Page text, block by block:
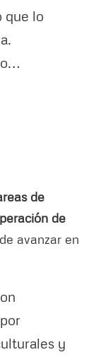
que lo
de
de
avanzar en
y